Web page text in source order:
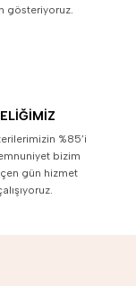
gösteriyoruz.
%85’i
bizim
gün hizmet